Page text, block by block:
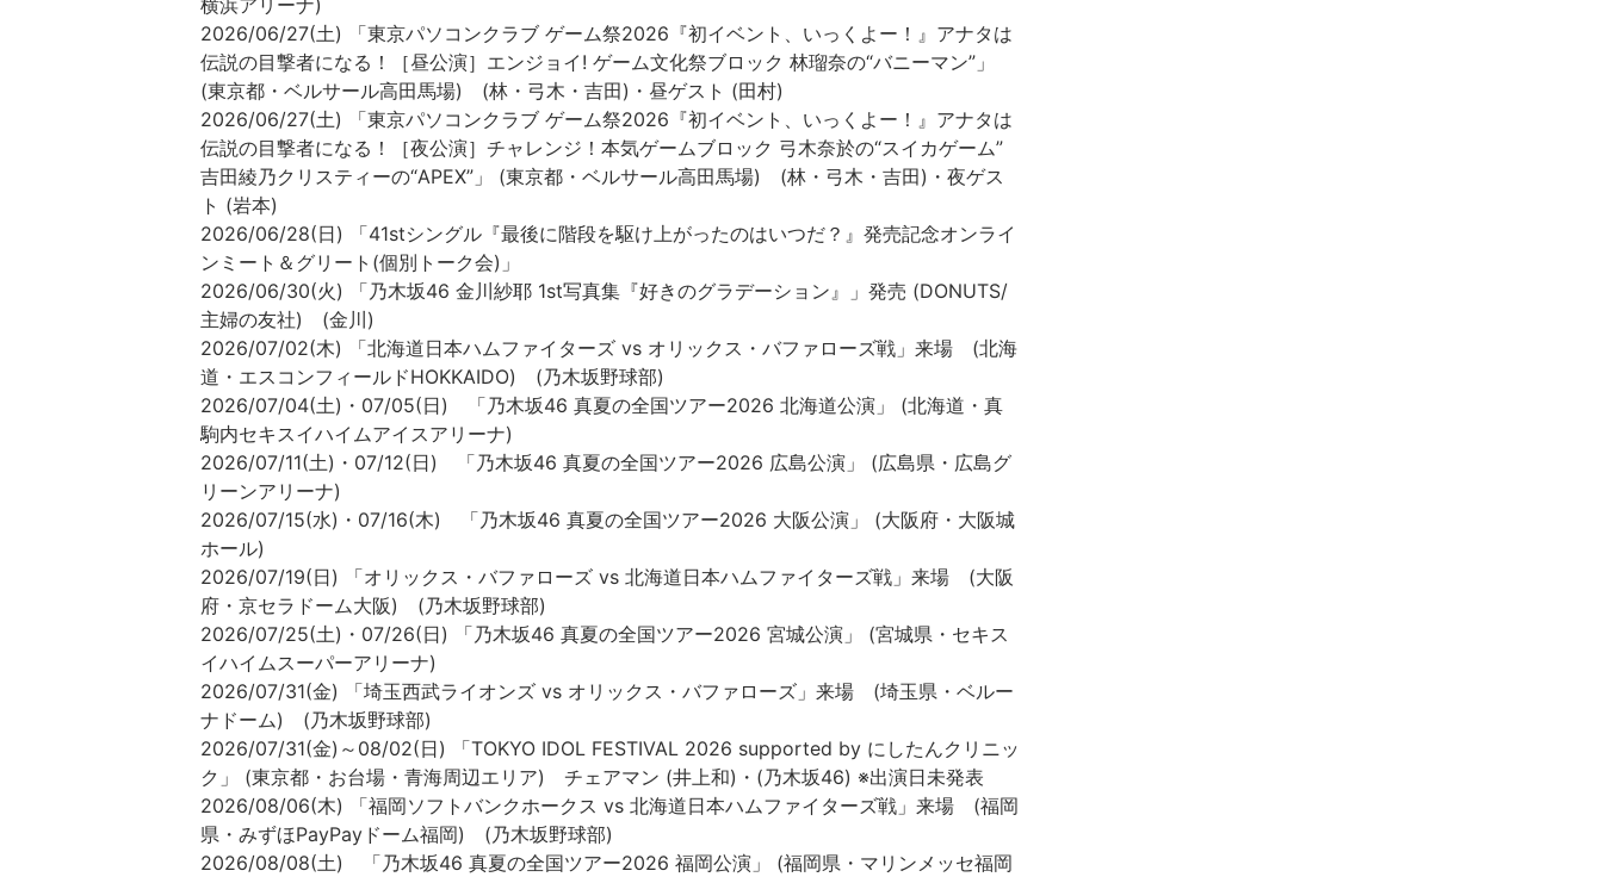
横浜アリーナ)
2026/06/27(土) 「東京パソコンクラブ ゲーム祭2026『初イベント、いっくよー！』アナタは
伝説の目撃者になる！［昼公演］エンジョイ! ゲーム文化祭ブロック 林瑠奈の“バニーマン”」
(東京都・ベルサール高田馬場) (林・弓木・吉田)・昼ゲスト (田村)
2026/06/27(土) 「東京パソコンクラブ ゲーム祭2026『初イベント、いっくよー！』アナタは
伝説の目撃者になる！［夜公演］チャレンジ！本気ゲームブロック 弓木奈於の“スイカゲーム”
吉田綾乃クリスティーの“APEX”」 (東京都・ベルサール高田馬場) (林・弓木・吉田)・夜ゲス
ト (岩本)
2026/06/28(日) 「41stシングル『最後に階段を駆け上がったのはいつだ？』発売記念オンライ
ンミート＆グリート(個別トーク会)」
2026/06/30(火) 「乃木坂46 金川紗耶 1st写真集『好きのグラデーション』」発売 (DONUTS/
主婦の友社) (金川)
2026/07/02(木) 「北海道日本ハムファイターズ vs オリックス・バファローズ戦」来場 (北海
道・エスコンフィールドHOKKAIDO) (乃木坂野球部)
2026/07/04(土)・07/05(日) 「乃木坂46 真夏の全国ツアー2026 北海道公演」 (北海道・真
駒内セキスイハイムアイスアリーナ)
2026/07/11(土)・07/12(日) 「乃木坂46 真夏の全国ツアー2026 広島公演」 (広島県・広島グ
リーンアリーナ)
2026/07/15(水)・07/16(木) 「乃木坂46 真夏の全国ツアー2026 大阪公演」 (大阪府・大阪城
ホール)
2026/07/19(日) 「オリックス・バファローズ vs 北海道日本ハムファイターズ戦」来場 (大阪
府・京セラドーム大阪) (乃木坂野球部)
2026/07/25(土)・07/26(日) 「乃木坂46 真夏の全国ツアー2026 宮城公演」 (宮城県・セキス
イハイムスーパーアリーナ)
2026/07/31(金) 「埼玉西武ライオンズ vs オリックス・バファローズ」来場 (埼玉県・ベルー
ナドーム) (乃木坂野球部)
2026/07/31(金)～08/02(日) 「TOKYO IDOL FESTIVAL 2026 supported by にしたんクリニッ
ク」 (東京都・お台場・青海周辺エリア) チェアマン (井上和)・(乃木坂46) ※出演日未発表
2026/08/06(木) 「福岡ソフトバンクホークス vs 北海道日本ハムファイターズ戦」来場 (福岡
県・みずほPayPayドーム福岡) (乃木坂野球部)
2026/08/08(土) 「乃木坂46 真夏の全国ツアー2026 福岡公演」 (福岡県・マリンメッセ福岡